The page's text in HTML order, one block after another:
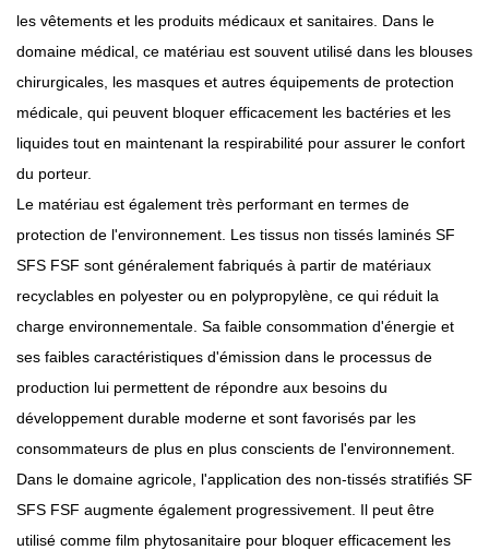
les vêtements et les produits médicaux et sanitaires. Dans le
domaine médical, ce matériau est souvent utilisé dans les blouses
chirurgicales, les masques et autres équipements de protection
médicale, qui peuvent bloquer efficacement les bactéries et les
liquides tout en maintenant la respirabilité pour assurer le confort
du porteur.
Le matériau est également très performant en termes de
protection de l'environnement. Les tissus non tissés laminés SF
SFS FSF sont généralement fabriqués à partir de matériaux
recyclables en polyester ou en polypropylène, ce qui réduit la
charge environnementale. Sa faible consommation d'énergie et
ses faibles caractéristiques d'émission dans le processus de
production lui permettent de répondre aux besoins du
développement durable moderne et sont favorisés par les
consommateurs de plus en plus conscients de l'environnement.
Dans le domaine agricole, l'application des non-tissés stratifiés SF
SFS FSF augmente également progressivement. Il peut être
utilisé comme film phytosanitaire pour bloquer efficacement les